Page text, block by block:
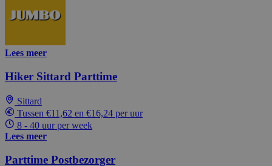
Lees meer
Hiker Sittard Parttime
Sittard
Tussen €11,62 en €16,24 per uur
8 - 40 uur per week
Lees meer
Parttime Postbezorger